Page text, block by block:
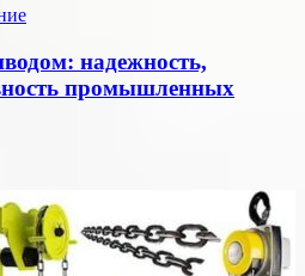
надежность,
промышленных